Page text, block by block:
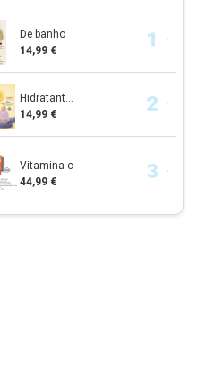
De banho
14,99 €
Hidratant...
14,99 €
Vitamina c
44,99 €